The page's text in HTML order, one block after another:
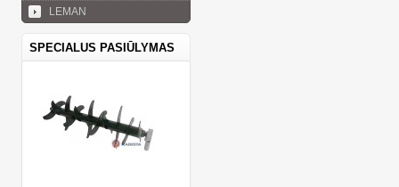
LEMAN
SPECIALUS PASIŪLYMAS